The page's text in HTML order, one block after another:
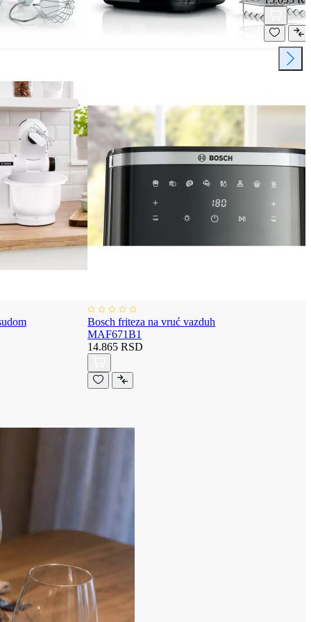
Bosch friteza na vruć vazduh
MAF671B1
14.865 RSD